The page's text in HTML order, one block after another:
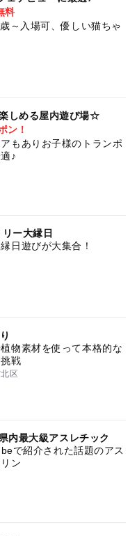
料
～入場可、優しい猫ちゃ
しめる屋内遊び場☆
ン！
もありお子様のトランポ
♪
ー大縁日
日遊びが大集合！
物素材を使って本格的な
戦
区
内最大級アスレチック
で紹介された話題のアス
ン